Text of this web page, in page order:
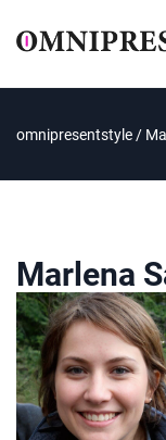
omnipresentstyle /
Marlena